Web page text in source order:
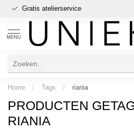
Gratis atelierservice
MENU
Home / Tags / riania
PRODUCTEN
RIANIA